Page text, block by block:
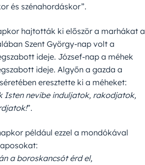
és szénahordáskor”.
hajtották ki először a marhákat a
Szent György-nap volt a
ideje. József-nap a méhek
ideje. Algyőn a gazda a
eresztette ki a méheket:
Isten nevibe induljatok, rakodjatok,
”.
például ezzel a mondókával
a boroskancsót érd el,